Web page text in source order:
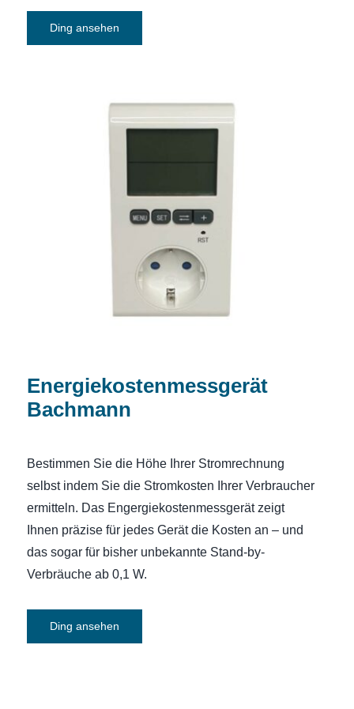
Ding ansehen
Energiekostenmessgerät Bachmann
Energiekostenmessgerät
Bachmann
Bestimmen Sie die Höhe Ihrer Stromrechnung
selbst indem Sie die Stromkosten Ihrer Verbraucher
ermitteln. Das Engergiekostenmessgerät zeigt
Ihnen präzise für jedes Gerät die Kosten an – und
das sogar für bisher unbekannte Stand-by-
Verbräuche ab 0,1 W.
Ding ansehen